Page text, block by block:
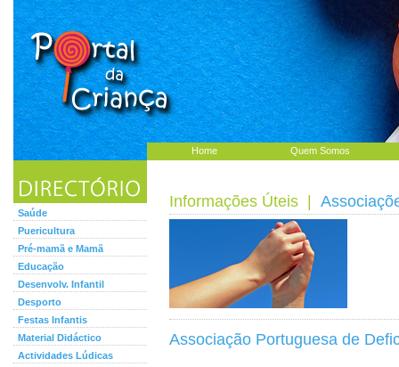
Home Quem Somos
Saúde
Puericultura
Pré-mamã e Mamã
Educação
Desenvolv. Infantil
Desporto
Festas Infantis
Material Didáctico
Actividades Lúdicas
Informações Úteis
Associação Portuguesa de